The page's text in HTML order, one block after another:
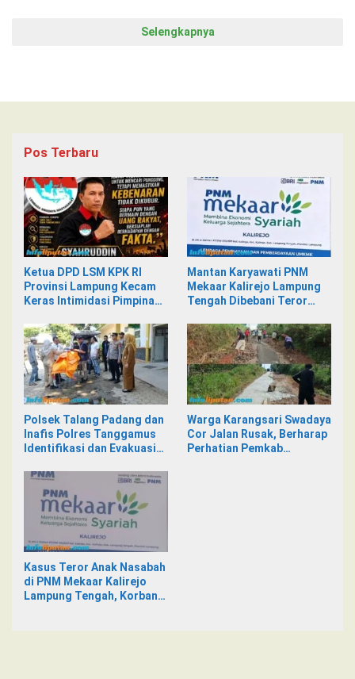
Selengkapnya
Pos Terbaru
Ketua DPD LSM KPK RI
Provinsi Lampung Kecam
Keras Intimidasi Pimpinan
Kalirejo terhadap Nad
Mantan Karyawati PNM
Mekaar Kalirejo Lampung
Tengah Dibebani Teror
Intimidasi
Polsek Talang Padang dan
Inafis Polres Tanggamus
Identifikasi dan Evakuasi
Warga Karangsari Swadaya
Cor Jalan Rusak, Berharap
Perhatian Pemkab
Kasus Teror Anak Nasabah
di PNM Mekaar Kalirejo
Lampung Tengah, Korban